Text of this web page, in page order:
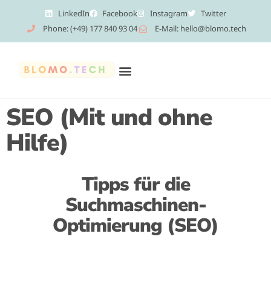
LinkedIn Facebook Instagram
Twitter
Phone: (+49) 177 840 93 04
E-Mail: hello@blomo.tech
SEO (Mit und ohne
Hilfe)
Tipps für die
Suchmaschinen-
Optimierung (SEO)